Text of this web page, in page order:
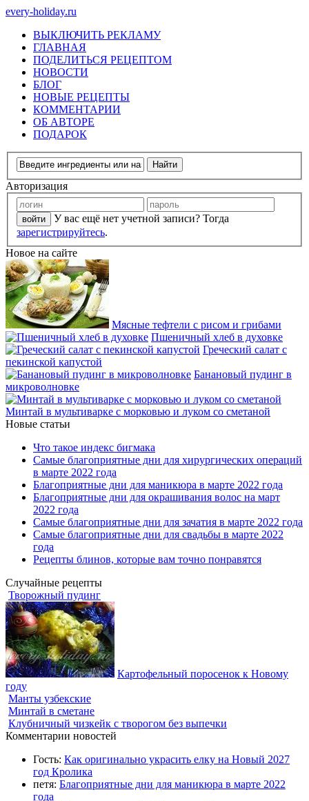
every-holiday.ru
ВЫКЛЮЧИТЬ РЕКЛАМУ
ГЛАВНАЯ
ПОДЕЛИТЬСЯ РЕЦЕПТОМ
НОВОСТИ
БЛОГ
НОВЫЕ РЕЦЕПТЫ
КОММЕНТАРИИ
ОБ АВТОРЕ
ПОДАРОК
Авторизация
У вас ещё нет учетной записи? Тогда
зарегистрируйтесь.
Новое на сайте
Мясные тефтели с рисом и грибами
Пшеничный хлеб в духовке
Греческий салат с
пекинской капустой
Банановый пудинг в
микроволновке
Минтай в мультиварке с морковью и луком со сметаной
Новые статьи
Что такое индекс бигмака
Самые благоприятные дни для хирургических операций
в марте 2022 года
Благоприятные дни для маникюра в марте 2022 года
Благоприятные дни для окрашивания волос на март
2022 года
Самые благоприятные дни для зачатия в марте 2022 года
Самые благоприятные дни для свадьбы в марте 2022
года
Рецепты блинов, которые вам точно понравятся
Случайные рецепты
Творожный пудинг
Картофельный поросенок к Новому
году
Манты узбекские
Минтай в сметане
Клубничный чизкейк с творогом без выпечки
Комментарии новостей
Гость: Как оригинально украсить елку на Новый 2027
год Кролика
петя: Благоприятные дни для маникюра в марте 2022
года